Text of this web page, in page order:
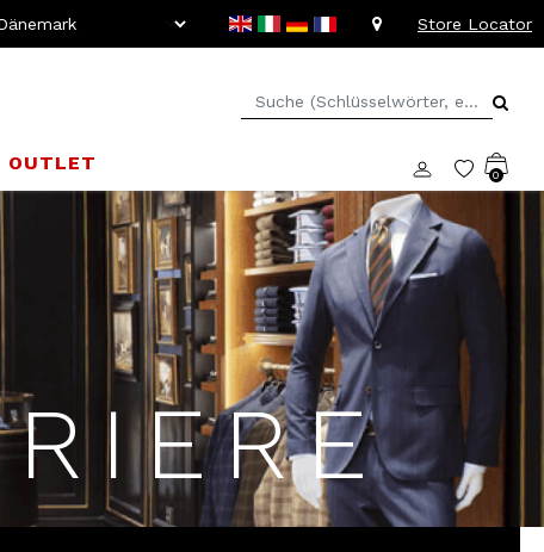
Store Locator
OUTLET
0